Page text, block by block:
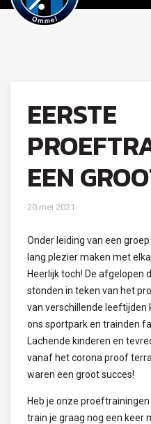
EERSTE
EEN
20 mei 2021
Onder leiding van een
lang plezier maken met
Heerlijk toch! De afgelopen
stonden in teken van het
van verschillende leeftijden
ons sportpark en trainden
Lachende kinderen en
vanaf het corona proof
waren een groot succes!
Heb je onze
train je graag nog een keer